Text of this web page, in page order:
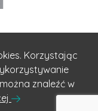
Korzystając
znaleźć w